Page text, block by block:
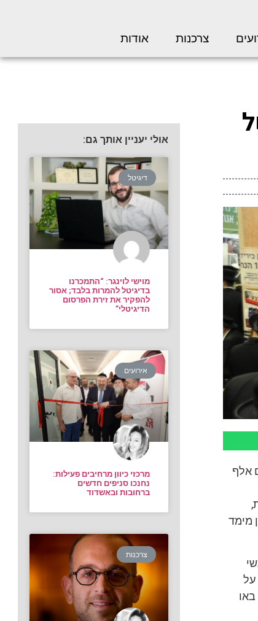
צרכנות אודות
אלף
מימד
על
אולי יעניין אותך גם:
דיגיטל
מוישי לוינגר: “התמכרנו
בדיגיטל להמרות בלבד; אסור
להפקיר את זירת הפרסום
הדיגיטלי”
אירועים
מרכזי כיוון מרחיבים פעילות:
נחנכו סניפים חדשים
ברחובות ובאשדוד
צרכנות